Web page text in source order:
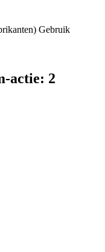
Gebruik
actie: 2